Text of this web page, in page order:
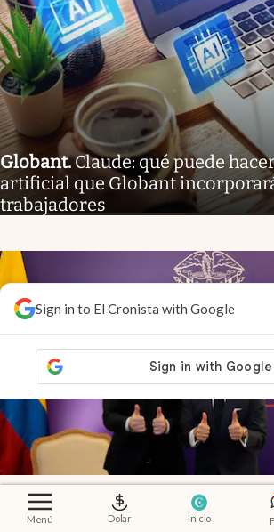
Menú Dolar Inicio
Sign in to El Cronista with Google
Globant.Claude: qué puede
artificial que Globant
trabajadores
Agenda
Milei se reunió en
de la Espriella antes de su